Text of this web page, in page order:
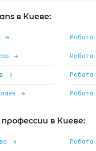
в Киеве:
→
→ Работа
→
→
в Киеве:
→ Работа